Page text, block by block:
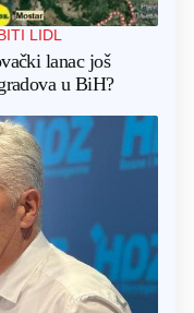
LIDL
lanac još
u BiH?